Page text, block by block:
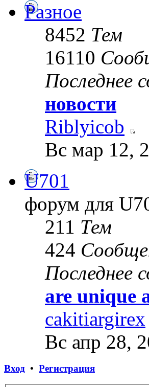
Разное
8452 Тем
16110
Последнее
новости
Riblyicob
Вс мар 12,
U701
форум для
211 Тем
424
Последнее
are unique
cakitiargirex
Вс апр 28,
Вход • Регистрация